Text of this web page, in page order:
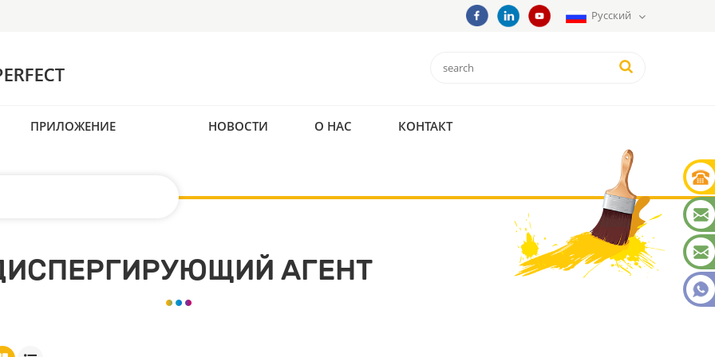
Русский
ПРИЛОЖЕНИЕ НОВОСТИ О НАС КОНТАКТ
АГЕНТ